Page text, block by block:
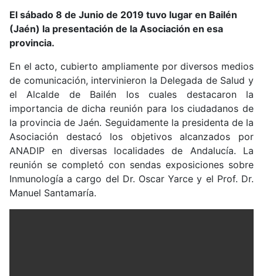
El sábado 8 de Junio de 2019 tuvo lugar en Bailén
(Jaén) la presentación de la Asociación en esa
provincia.
En el acto, cubierto ampliamente por diversos medios
de comunicación, intervinieron la Delegada de Salud y
el Alcalde de Bailén los cuales destacaron la
importancia de dicha reunión para los ciudadanos de
la provincia de Jaén. Seguidamente la presidenta de la
Asociación destacó los objetivos alcanzados por
ANADIP en diversas localidades de Andalucía. La
reunión se completó con sendas exposiciones sobre
Inmunología a cargo del Dr. Oscar Yarce y el Prof. Dr.
Manuel Santamaría.